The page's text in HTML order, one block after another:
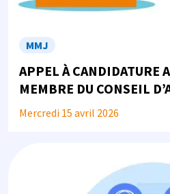
MMJ
APPEL À CANDIDATURE
MEMBRE DU CONSEIL
DE LA MMJ
Mercredi 15 avril 2026